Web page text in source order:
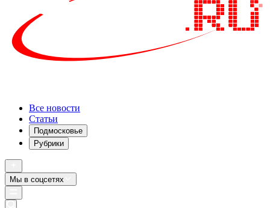
Все новости
Статьи
Подмосковье
Рубрики
Мы в соцсетях